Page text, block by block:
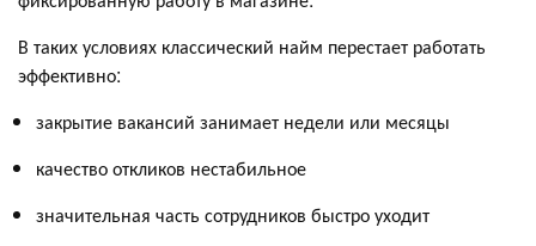
В таких условиях классический найм перестает работать
эффективно:
закрытие вакансий занимает недели или месяцы
качество откликов нестабильное
значительная часть сотрудников быстро уходит